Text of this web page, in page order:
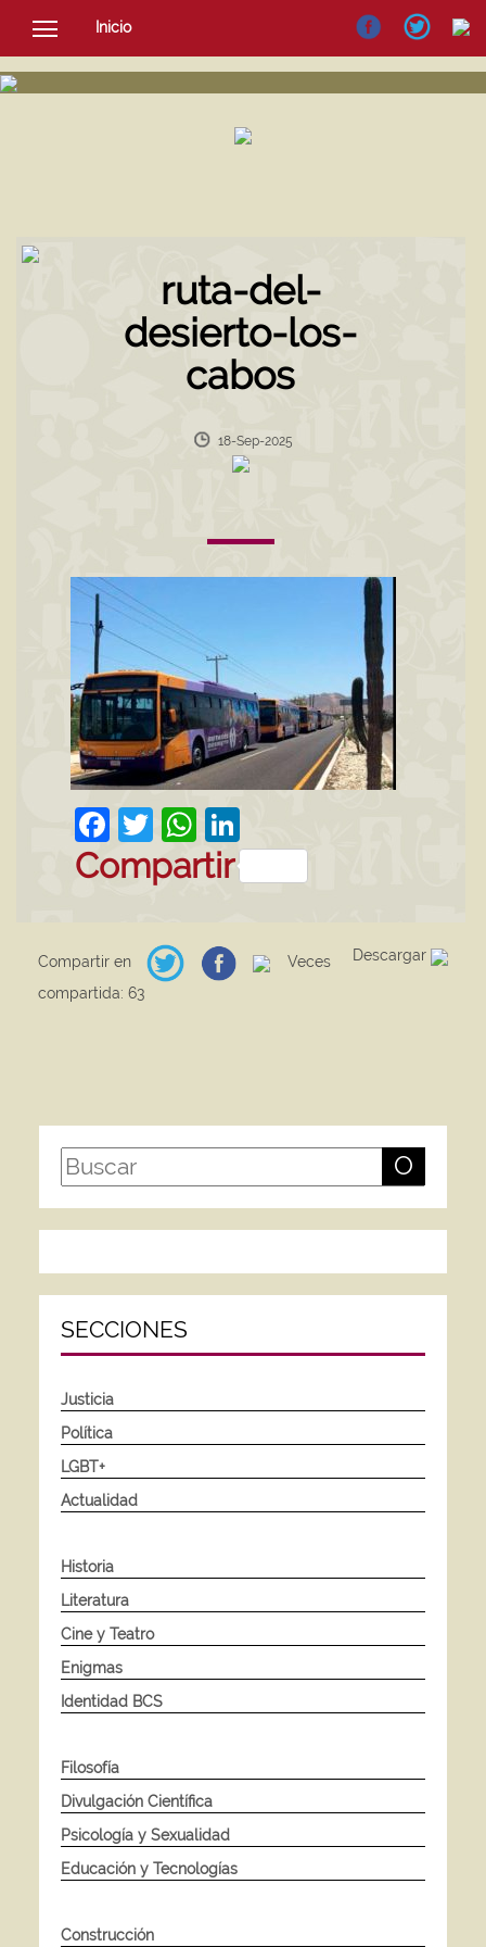
Inicio
SOCIEDAD
ruta-del-
desierto-los-
cabos
18-Sep-2025
Facebook
TwitterWhatsApp
Compartir
Compartir en Descargar
Veces
compartida: 63
O
SECCIONES
Justicia
Política
LGBT+
Actualidad
Historia
Literatura
Cine y Teatro
Enigmas
Identidad BCS
Filosofía
Divulgación Científica
Psicología y Sexualidad
Educación y Tecnologías
Construcción